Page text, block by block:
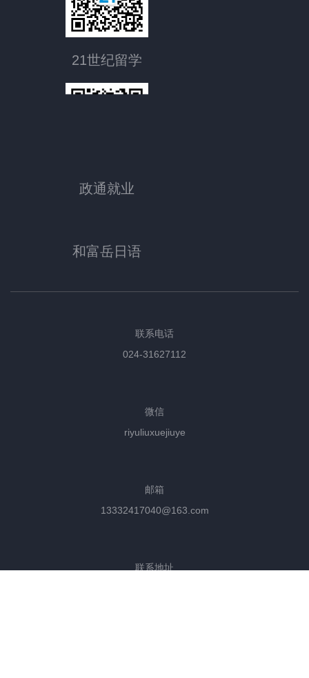
21世纪留学
政通就业
和富岳日语
联系电话
024-31627112
微信
riyuliuxuejiuye
邮箱
13332417040@163.com
联系地址